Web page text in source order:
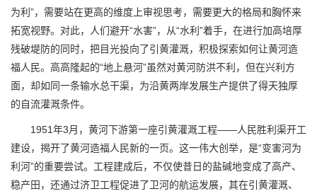
为利”，需要站在更高的维度上审视思考，需要更大的格局和胸怀来
拓宽视野。对此，人们避开“水害”，从“水利”着手，在进行加高培厚
残破堤防的同时，把目光投向了引黄灌溉，积极探索如何让黄河造
福人民。高高隆起的“地上悬河”虽然对黄河防洪不利，但在兴利方
面，却如同一条输水总干渠，为沿黄两岸发展生产提供了得天独厚
的自流灌溉条件。
1951年3月，黄河下游第一座引黄灌溉工程——人民胜利渠开工
建设，揭开了黄河造福人民新的一页。这一伟大创举，是“变害河为
利河”的重要尝试。工程建成后，不仅使昔日的盐碱地变成了高产、
稳产田，还通过济卫工程促进了卫河的航运发展，其在引黄灌溉、